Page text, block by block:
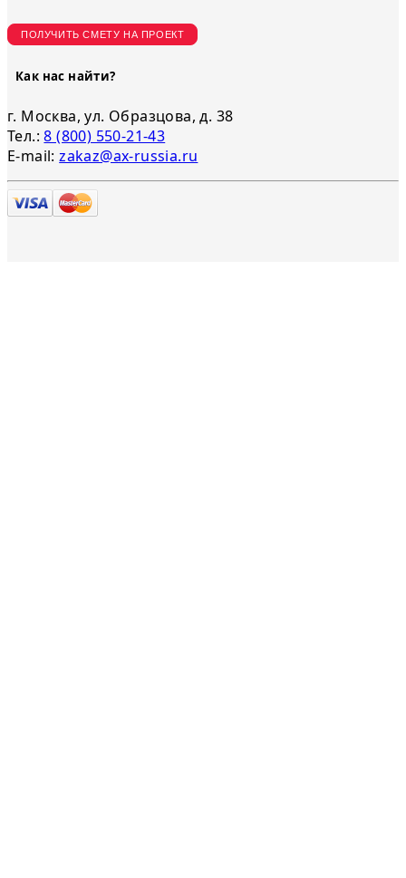
ПОЛУЧИТЬ СМЕТУ НА ПРОЕКТ
Как нас найти?
г. Москва, ул. Образцова, д. 38
Тел.:8 (800) 550-21-43
E-mail:zakaz@ax-russia.ru